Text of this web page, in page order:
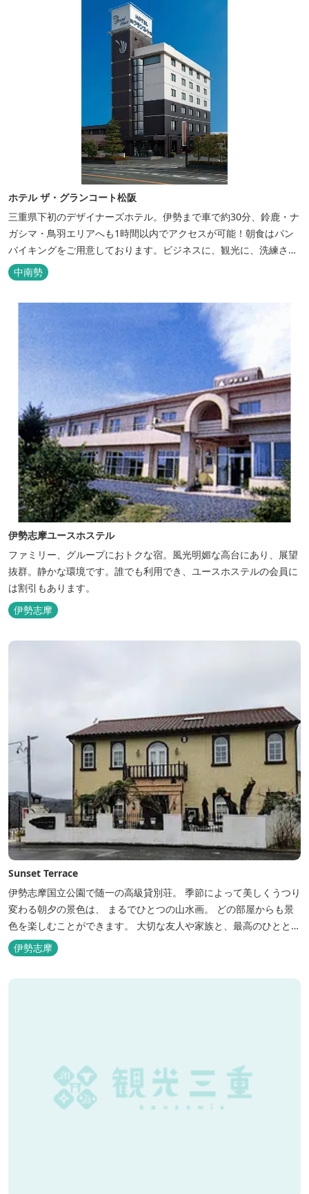
ホテル ザ・グランコート松阪
三重県下初のデザイナーズホテル。伊勢まで車で約30分、鈴鹿・ナ
ガシマ・鳥羽エリアへも1時間以内でアクセスが可能！朝食はパン
バイキングをご用意しております。ビジネスに、観光に、洗練され
た空間の中で上質なひとときをお過ごしください。
中南勢
伊勢志摩ユースホステル
ファミリー、グループにおトクな宿。風光明媚な高台にあり、展望
抜群。静かな環境です。誰でも利用でき、ユースホステルの会員に
は割引もあります。
伊勢志摩
Sunset Terrace
伊勢志摩国立公園で随一の高級貸別荘。 季節によって美しくうつり
変わる朝夕の景色は、 まるでひとつの山水画。 どの部屋からも景
色を楽しむことができます。 大切な友人や家族と、最高のひととき
を。 1日1組限定とさせていただいております。 完全にプライベー
トでご利用いただけます。
伊勢志摩